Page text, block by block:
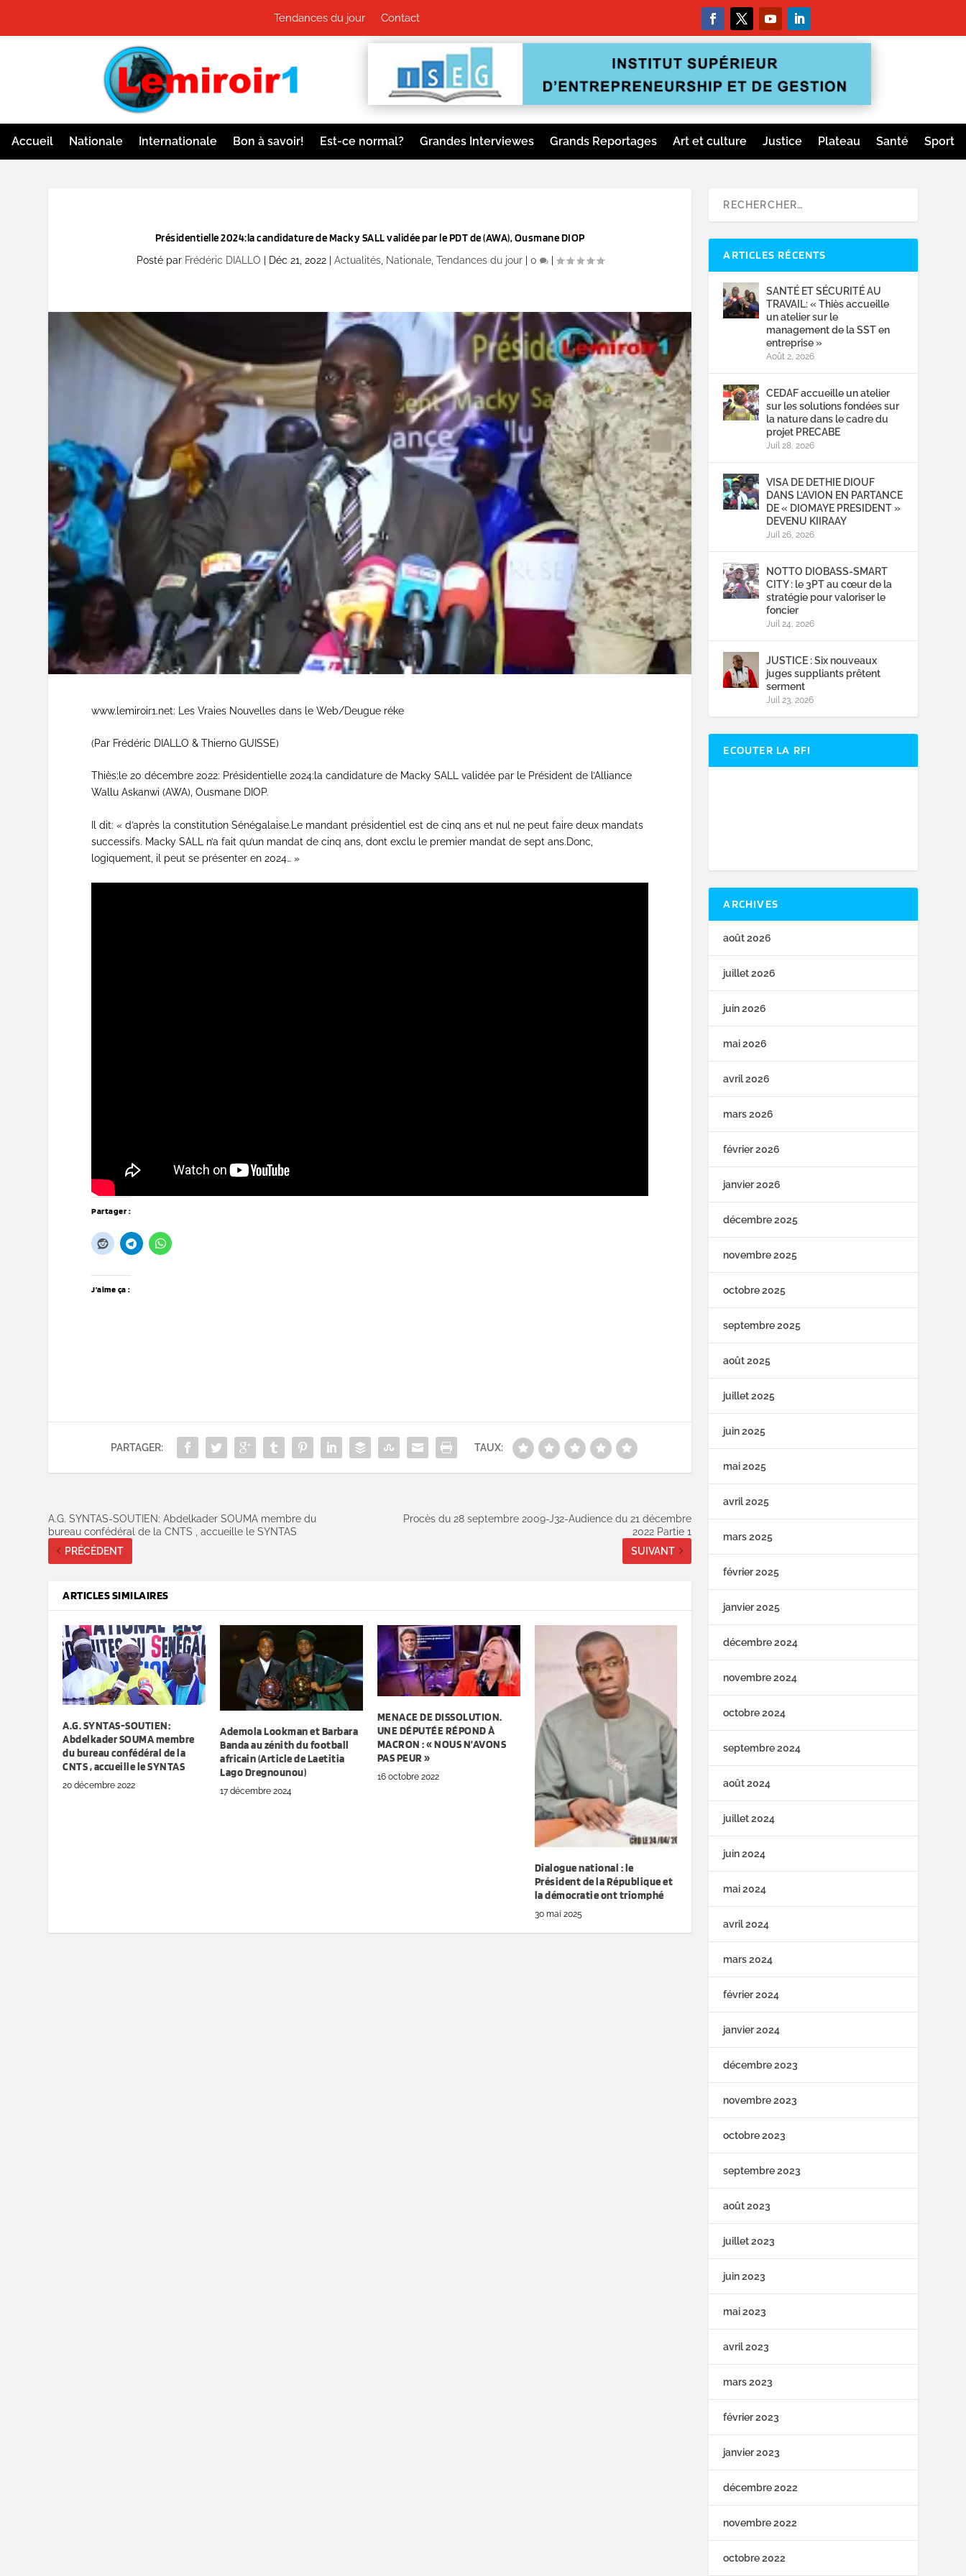
Tendances du jour Contact
Accueil Nationale Internationale Bon à savoir! Est-ce normal? Grandes Interviewes Grands Reportages Art et culture Justice Plateau Santé Sport
Présidentielle 2024:la candidature de Macky SALL validée par le PDT de (AWA), Ousmane DIOP
Posté par Frédéric DIALLO Déc 21, 2022| Actualités, Nationale, Tendances du jour| 0 |
www.lemiroir1.net: Les Vraies Nouvelles dans le Web/Deugue réke
(Par Frédéric DIALLO & Thierno GUISSE)
Thiès;le 20 décembre 2022: Présidentielle 2024:la candidature de Macky SALL validée par le Président de l’Alliance
Wallu Askanwi (AWA), Ousmane DIOP.
Il dit: « d’après la constitution Sénégalaise.Le mandant présidentiel est de cinq ans et nul ne peut faire deux mandats
successifs. Macky SALL n’a fait qu’un mandat de cinq ans, dont exclu le premier mandat de sept ans.Donc,
logiquement, il peut se présenter en 2024… »
Partager :
J’aime ça :
PARTAGER: TAUX:
A.G. SYNTAS-SOUTIEN: Abdelkader SOUMA membre du
bureau confédéral de la CNTS , accueille le SYNTAS
PRÉCÉDENT
Procès du 28 septembre 2009-J32-Audience du 21 décembre
2022 Partie 1
SUIVANT
ARTICLES SIMILAIRES
A.G. SYNTAS-SOUTIEN:
Abdelkader SOUMA membre
du bureau confédéral de la
CNTS , accueille le SYNTAS
20 décembre 2022
Ademola Lookman et Barbara
Banda au zénith du football
africain (Article de Laetitia
Lago Dregnounou)
17 décembre 2024
MENACE DE DISSOLUTION.
UNE DÉPUTÉE RÉPOND À
MACRON : « NOUS N’AVONS
PAS PEUR »
16 octobre 2022
Dialogue national : le
Président de la République et
la démocratie ont triomphé
30 mai 2025
ARTICLES RÉCENTS
SANTÉ ET SÉCURITÉ AU
TRAVAIL: « Thiès accueille
un atelier sur le
management de la SST en
entreprise »
Août 2, 2026
CEDAF accueille un atelier
sur les solutions fondées sur
la nature dans le cadre du
projet PRECABE
Juil 28, 2026
VISA DE DETHIE DIOUF
DANS L’AVION EN PARTANCE
DE « DIOMAYE PRESIDENT »
DEVENU KIIRAAY
Juil 26, 2026
NOTTO DIOBASS-SMART
CITY : le 3PT au cœur de la
stratégie pour valoriser le
foncier
Juil 24, 2026
JUSTICE : Six nouveaux
juges suppliants prêtent
serment
Juil 23, 2026
ECOUTER LA RFI
ARCHIVES
août 2026
juillet 2026
juin 2026
mai 2026
avril 2026
mars 2026
février 2026
janvier 2026
décembre 2025
novembre 2025
octobre 2025
septembre 2025
août 2025
juillet 2025
juin 2025
mai 2025
avril 2025
mars 2025
février 2025
janvier 2025
décembre 2024
novembre 2024
octobre 2024
septembre 2024
août 2024
juillet 2024
juin 2024
mai 2024
avril 2024
mars 2024
février 2024
janvier 2024
décembre 2023
novembre 2023
octobre 2023
septembre 2023
août 2023
juillet 2023
juin 2023
mai 2023
avril 2023
mars 2023
février 2023
janvier 2023
décembre 2022
novembre 2022
octobre 2022